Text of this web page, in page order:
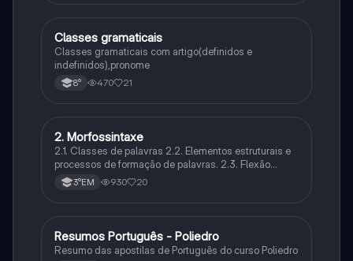
Português
Classes gramaticais
Classes gramaticais com artigo(definidos e
indefinidos),pronome
8° 470 21
Português
2. Morfossintaxe
2.1. Classes de palavras 2.2. Elementos estruturais e
processos de formação de palavras. 2.3. Flexão
nominal e flexão verbal 2.4. Concordância nominal e
concordância verbal. 2.5. Regência nominal e
3°EM 930 20
Português
Resumos Português - Poliedro
Resumo das apostilas de Português do curso Poliedro